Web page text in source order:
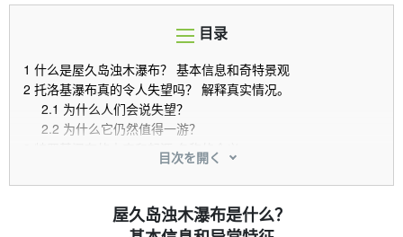
目录
1 什么是屋久岛浊木瀑布？ 基本信息和奇特景观
2 托洛基瀑布真的令人失望吗？ 解释真实情况。
2.1 为什么人们会说失望？
2.2 为什么它仍然值得一游？
特罗基瀑布的由来和起源 名称的含义
特罗克 "名字的由来
3.2罕见的瀑布直泻入海。
前往特罗基瀑布 路线和交通
行车路线和停车信息
目次を開く
屋久岛浊木瀑布是什么？